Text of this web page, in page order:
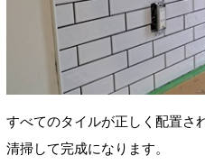
すべてのタイルが正しく配置さ
清掃して完成になります。